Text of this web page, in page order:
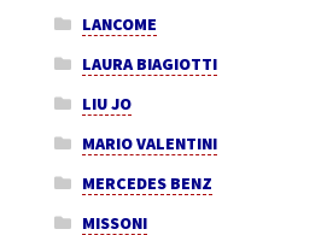
LANCOME
LAURA BIAGIOTTI
LIU JO
MARIO VALENTINI
MERCEDES BENZ
MISSONI